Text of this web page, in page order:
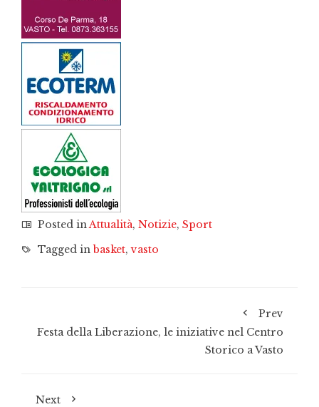
Posted inAttualità, Notizie, Sport
Tagged inbasket,vasto
Prev
Festa della Liberazione, le iniziative nel Centro
Storico a Vasto
Next